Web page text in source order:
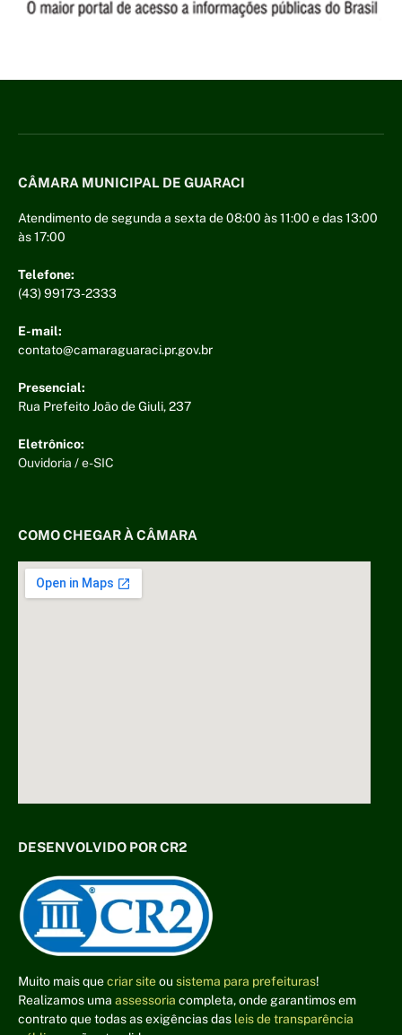
CÂMARA MUNICIPAL DE GUARACI
Atendimento de segunda a sexta de 08:00 às 11:00 e das 13:00
às 17:00
Telefone:
(43) 99173-2333
E-mail:
contato@camaraguaraci.pr.gov.br
Presencial:
Rua Prefeito João de Giuli, 237
Eletrônico:
Ouvidoria /e-SIC
COMO CHEGAR À CÂMARA
DESENVOLVIDO POR CR2
Muito mais quecriar siteou sistema para prefeituras!
Realizamos uma assessoria completa, onde garantimos em
contrato que todas as exigências das leis de transparência